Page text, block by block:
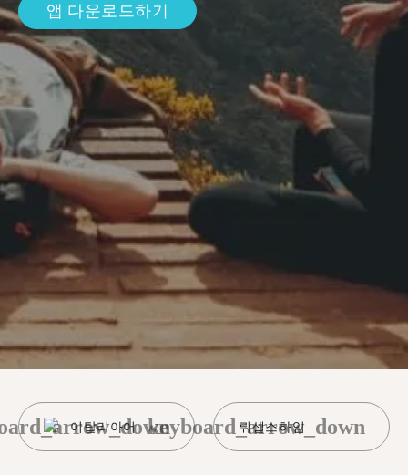
앱 다운로드하기
이탈리아어 뤼셀스하임
keyboard_arrow_down